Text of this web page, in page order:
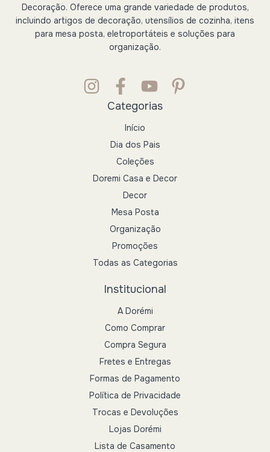
Decoração. Oferece uma grande variedade de produtos,
incluindo artigos de decoração, utensílios de cozinha, itens
para mesa posta, eletroportáteis e soluções para
organização.
Categorias
Início
Dia dos Pais
Coleções
Doremi Casa e Decor
Decor
Mesa Posta
Organização
Promoções
Todas as Categorias
Institucional
A Dorémi
Como Comprar
Compra Segura
Fretes e Entregas
Formas de Pagamento
Política de Privacidade
Trocas e Devoluções
Lojas Dorémi
Lista de Casamento